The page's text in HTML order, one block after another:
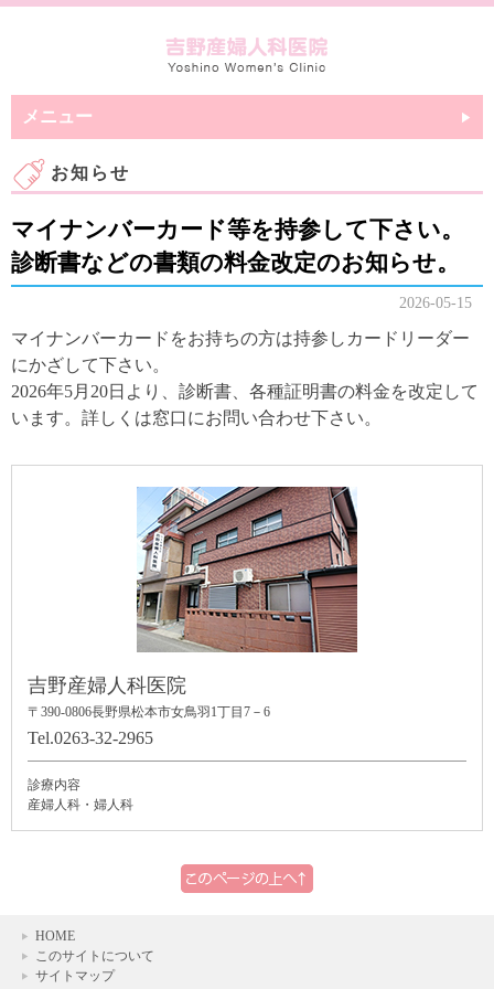
メニュー
お知らせ
マイナンバーカード等を持参して下さい。
診断書などの書類の料金改定のお知らせ。
2026-05-15
マイナンバーカードをお持ちの方は持参しカードリーダー
にかざして下さい。
2026年5月20日より、診断書、各種証明書の料金を改定して
います。詳しくは窓口にお問い合わせ下さい。
吉野産婦人科医院
〒390-0806長野県松本市女鳥羽1丁目7－6
Tel.0263-32-2965
診療内容
産婦人科・婦人科
HOME
このサイトについて
サイトマップ